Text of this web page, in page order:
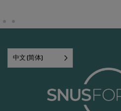
中文 (简体)